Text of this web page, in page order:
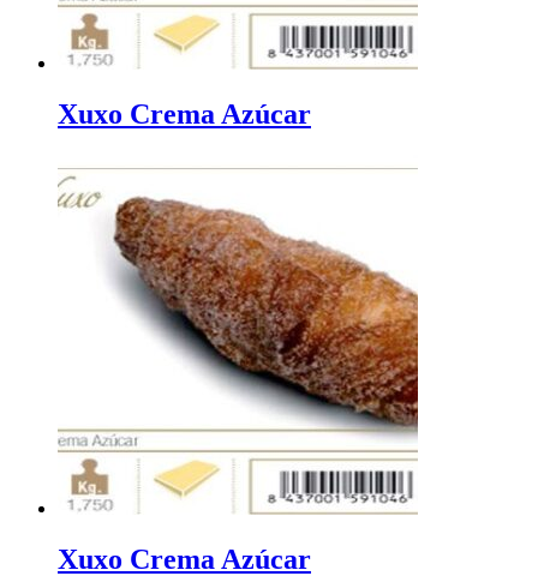
Xuxo Crema Azúcar
Xuxo Crema Azúcar